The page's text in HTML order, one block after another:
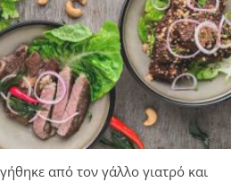
από τον γάλλο γιατρό και